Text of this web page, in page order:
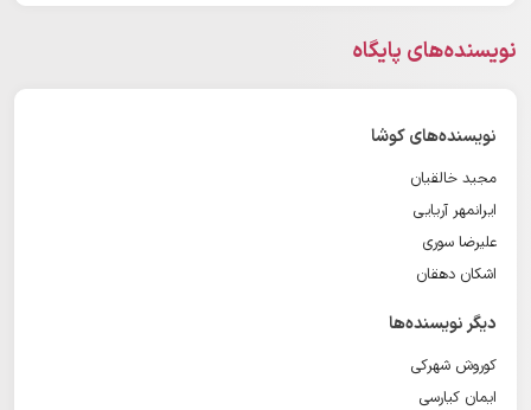
نویسنده‌های پایگاه
نویسنده‌های کوشا
مجید خالقیان
ایرانمهر آریایی
علیرضا سوری
اشکان دهقان
دیگر نویسنده‌ها
کوروش شهرکی
ایمان کیارسی